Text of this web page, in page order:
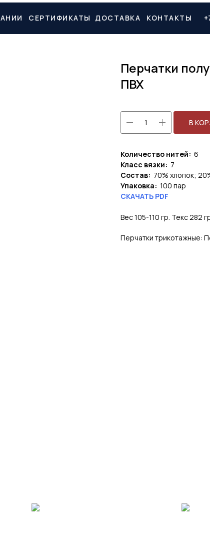
КОНТАКТЫ
ДОСТАВКА
СЕРТИФИКАТЫ
Перчатки
ПВХ
В
Количество нитей: 6
Класс вязки: 7
Состав: 70% хлопок;
Упаковка: 100 пар
СКАЧАТЬ PDF
Вес 105-110 гр. Текс 282
Перчатки трикотажные: